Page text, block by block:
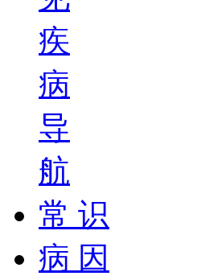
疾
病
导
航
常 识
病 因